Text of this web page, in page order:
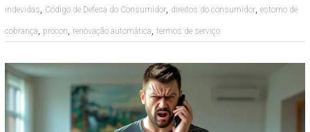
indevidas, Código de Defesa do Consumidor, direitos do consumidor, estorno de
cobrança, procon, renovação automática, termos de serviço